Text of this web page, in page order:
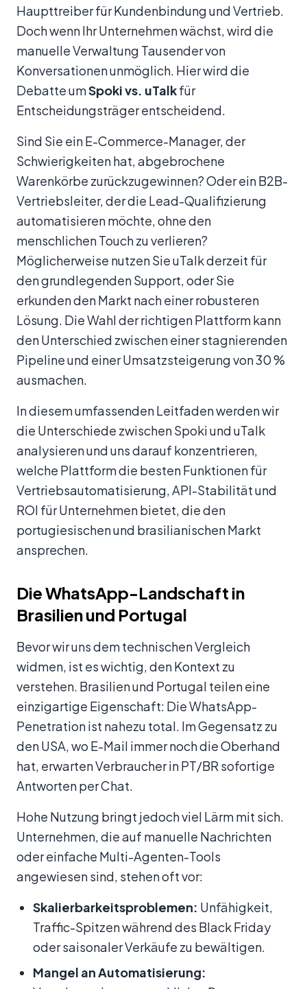
Haupttreiber für Kundenbindung und Vertrieb.
Doch wenn Ihr Unternehmen wächst, wird die
manuelle Verwaltung Tausender von
Konversationen unmöglich. Hier wird die
Debatte umSpoki vs. uTalkfür
Entscheidungsträger entscheidend.
Sind Sie ein E-Commerce-Manager, der
Schwierigkeiten hat, abgebrochene
Warenkörbe zurückzugewinnen? Oder ein B2B-
Vertriebsleiter, der die Lead-Qualifizierung
automatisieren möchte, ohne den
menschlichen Touch zu verlieren?
Möglicherweise nutzen Sie uTalk derzeit für
den grundlegenden Support, oder Sie
erkunden den Markt nach einer robusteren
Lösung. Die Wahl der richtigen Plattform kann
den Unterschied zwischen einer stagnierenden
Pipeline und einer Umsatzsteigerung von 30 %
ausmachen.
In diesem umfassenden Leitfaden werden wir
die Unterschiede zwischen Spoki und uTalk
analysieren und uns darauf konzentrieren,
welche Plattform die besten Funktionen für
Vertriebsautomatisierung, API-Stabilität und
ROI für Unternehmen bietet, die den
portugiesischen und brasilianischen Markt
ansprechen.
Die WhatsApp-Landschaft in
Brasilien und Portugal
Bevor wir uns dem technischen Vergleich
widmen, ist es wichtig, den Kontext zu
verstehen. Brasilien und Portugal teilen eine
einzigartige Eigenschaft: Die WhatsApp-
Penetration ist nahezu total. Im Gegensatz zu
den USA, wo E-Mail immer noch die Oberhand
hat, erwarten Verbraucher in PT/BR sofortige
Antworten per Chat.
Hohe Nutzung bringt jedoch viel Lärm mit sich.
Unternehmen, die auf manuelle Nachrichten
oder einfache Multi-Agenten-Tools
angewiesen sind, stehen oft vor:
Skalierbarkeitsproblemen: Unfähigkeit,
Traffic-Spitzen während des Black Friday
oder saisonaler Verkäufe zu bewältigen.
Mangel an Automatisierung: